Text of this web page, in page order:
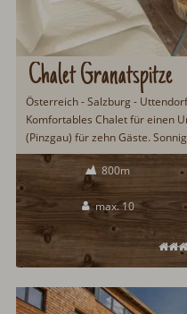
Chalet Granatspitze
Österreich - Salzburg - Uttendorf
Komfortables Chalet für einen
(Pinzgau) für zehn Gäste.
Uttendorf. Gemütliche 140qm
vier Badezimmern und einer
ist nur 100m vom Chalet
dem Skibus eine gute
und Kaprun/Zell am See...
800m
max. 10